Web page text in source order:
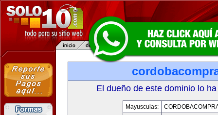
El dueño de este dominio lo
Mayusculas: